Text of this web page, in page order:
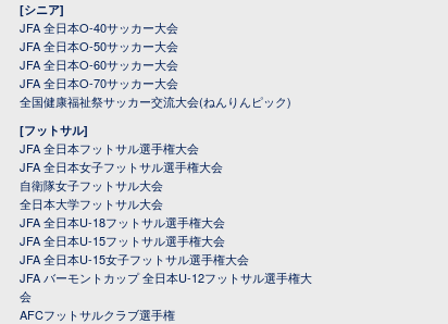
[シニア]
JFA 全日本O-40サッカー大会
JFA 全日本O-50サッカー大会
JFA 全日本O-60サッカー大会
JFA 全日本O-70サッカー大会
全国健康福祉祭サッカー交流大会(ねんりんピック)
[フットサル]
JFA 全日本フットサル選手権大会
JFA 全日本女子フットサル選手権大会
自衛隊女子フットサル大会
全日本大学フットサル大会
JFA 全日本U-18フットサル選手権大会
JFA 全日本U-15フットサル選手権大会
JFA 全日本U-15女子フットサル選手権大会
JFA バーモントカップ 全日本U-12フットサル選手権大
会
AFCフットサルクラブ選手権